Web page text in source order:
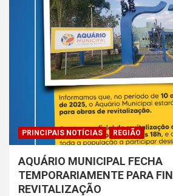
PRINCIPAIS NOTÍCIAS REGIÃO
AQUÁRIO MUNICIPAL FECHA
TEMPORARIAMENTE PARA
REVITALIZAÇÃO